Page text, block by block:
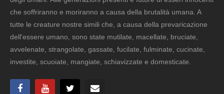
che soffriranno e moriranno a causa della brutalità umana. A
tutte le creature nostre simili che, a causa della prevaricazione
dell'essere umano, sono state mutilate, macellate, bruciate,
avvelenate, strangolate, gassate, fucilate, fulminate, cucinate,
investite, scuoiate, mangiate, schiavizzate e domesticate.